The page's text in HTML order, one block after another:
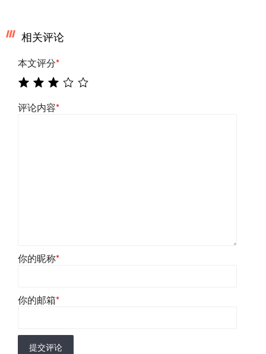
相关评论
本文评分*
评论内容*
你的昵称*
你的邮箱*
提交评论